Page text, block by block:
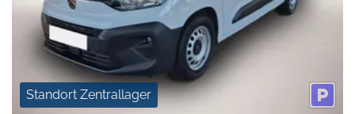
Standort Zentrallager